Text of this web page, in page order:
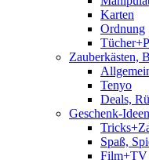
Karten
Ordnung
Zauberkästen,
Tenyo
Deals,
Geschenk-Ideen
Spaß,
Film+TV